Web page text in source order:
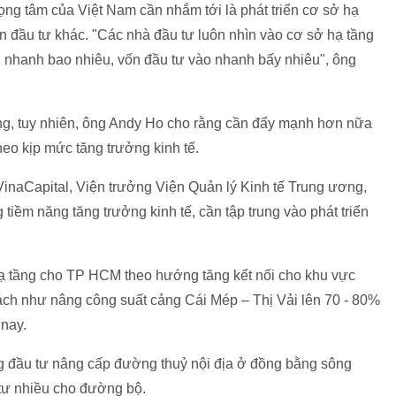
tâm của Việt Nam cần nhắm tới là phát triển cơ sở hạ
đầu tư khác. "Các nhà đầu tư luôn nhìn vào cơ sở hạ tầng
bao nhiêu, vốn đầu tư vào nhanh bấy nhiêu", ông
tuy nhiên, ông Andy Ho cho rằng cần đẩy mạnh hơn nữa
kịp mức tăng trưởng kinh tế.
Viện trưởng Viện Quản lý Kinh tế Trung ương,
năng tăng trưởng kinh tế, cần tập trung vào phát triển
tầng cho TP HCM theo hướng tăng kết nối cho khu vực
như nâng công suất cảng Cái Mép – Thị Vải lên 70 - 80%
đầu tư nâng cấp đường thuỷ nội địa ở đồng bằng sông
nhiều cho đường bộ.